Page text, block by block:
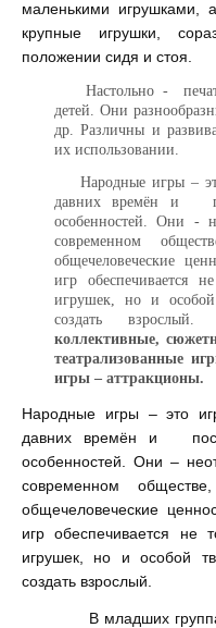
маленькими
крупные игрушки,
положении сидя и стоя.
Настольно -
детей. Они
др. Различны и
их использовании.
Народные игры –
давних времён и
особенностей. Они -
современном
общечеловеческие
игр обеспечивается
игрушек, но и особой
создать
коллективные,
театрализованные
игры – аттракционы.
Народные игры – это
давних времён и
особенностей. Они –
современном
общечеловеческие
игр обеспечивается не
игрушек, но и особой
создать взрослый.
В младших группах